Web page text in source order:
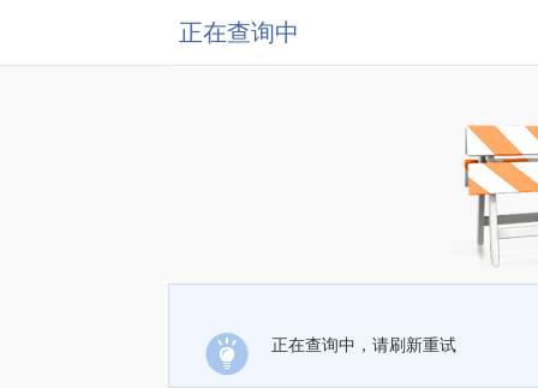
正在查询中
正在查询中，请刷新重试